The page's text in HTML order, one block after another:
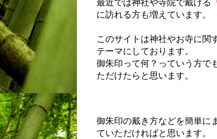
最近では神社や寺院で戴ける
に訪れる方も増えています。
このサイトは神社やお寺に関
テーマにしております。
御朱印って何？っていう方で
ただけたらと思います。
御朱印の戴き方などを簡単に
ていただければと思います。